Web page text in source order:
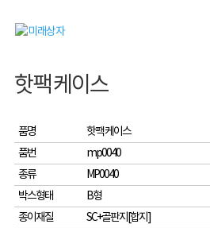
핫팩 케이스
품명
핫팩 케이스
품번
mp0040
종류
MP0040
박스형태
B형
종이재질
SC+골판지[합지]